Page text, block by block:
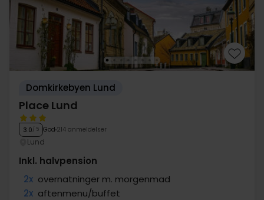
Domkirkebyen Lund
Place Lund
3.0/ 5 God 214 anmeldelser
Lund
Inkl. halvpension
2x overnatninger m. morgenmad
2x aftenmenu/buffet